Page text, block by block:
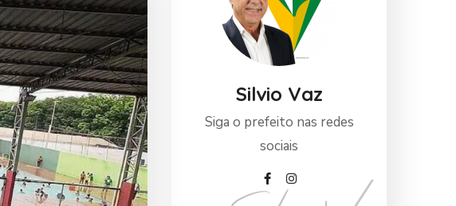
Silvio Vaz
Siga o prefeito nas redes
sociais